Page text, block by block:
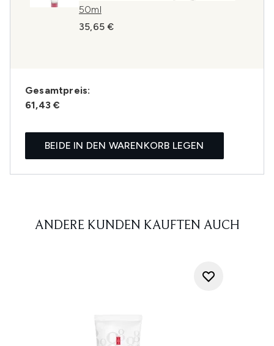
50ml
35,65 €
Gesamtpreis:
61,43 €
BEIDE IN DEN WARENKORB LEGEN
ANDERE KUNDEN KAUFTEN AUCH